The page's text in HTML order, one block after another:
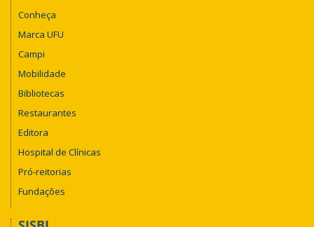
Conheça
Marca UFU
Campi
Mobilidade
Bibliotecas
Restaurantes
Editora
Hospital de Clínicas
Pró-reitorias
Fundações